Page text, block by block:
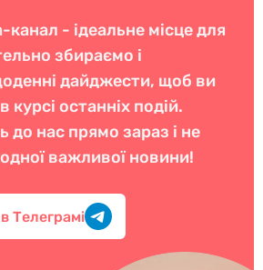
- ідеальне місце для
збираємо і
дайджести, щоб ви
останніх подій.
до нас прямо зараз і не
важливої новини!
Телеграмі